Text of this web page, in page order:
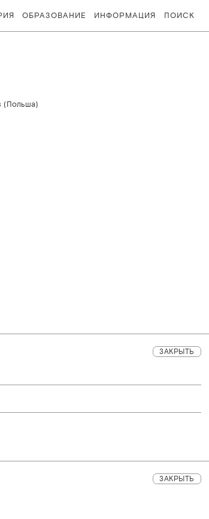
ОБРАЗОВАНИЕ ИНФОРМАЦИЯ ПОИСК
ЗАКРЫТЬ
ЗАКРЫТЬ